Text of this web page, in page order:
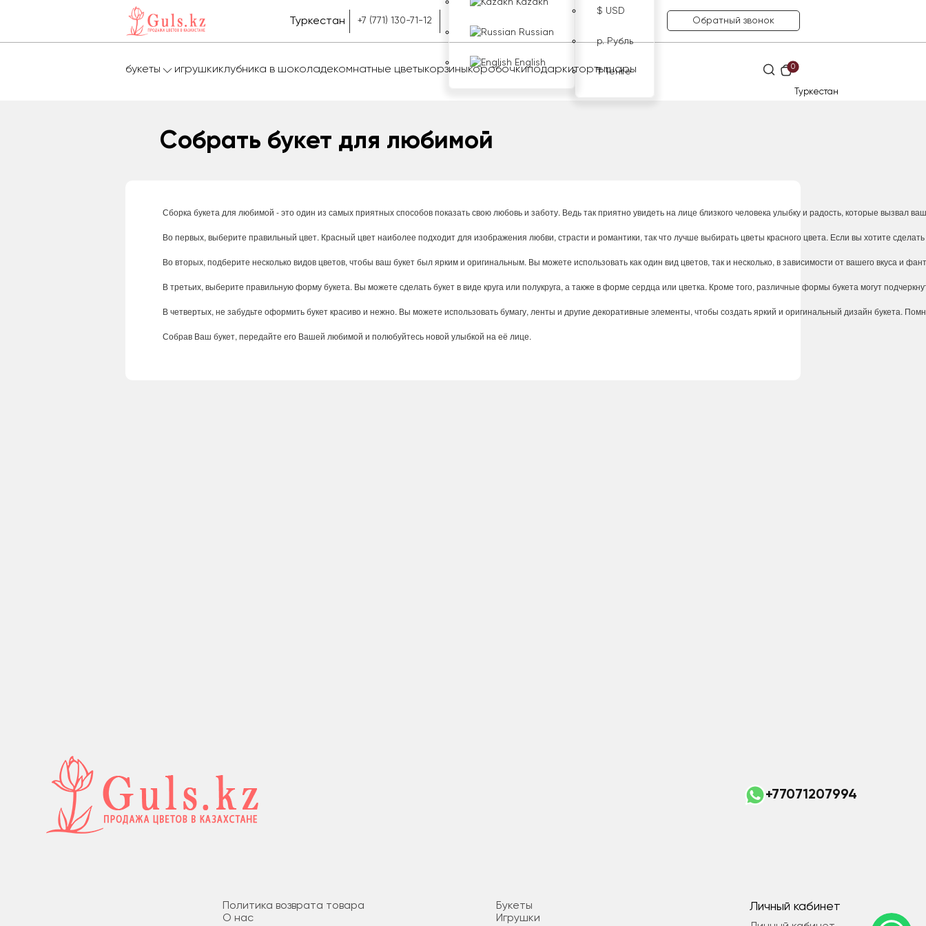
Туркестан +7 (771) 130-71-12
Kazakh
Russian
English
$ USD
р. Рубль
₸ Тенге
Обратный звонок
букеты игрушкиклубника в шоколадекомнатные цветыкорзиныкоробочкиподаркитортышары 0
Туркестан
Собрать букет для любимой
Сборка букета для любимой -этоодин из самыхприятныхспособовпоказатьсвою любовьи заботу. Ведьтакприятноувидетьна лице близкогочеловека улыбкуи радость, которые вызвалваш
Вопервых, выберите правильный цвет. Красный цветнаиболее подходит для изображения любви, страсти и романтики, такчто лучше выбиратьцветы красногоцвета. Если вы хотите сделать
Вовторых, подберите нескольковидовцветов, чтобы ваш букетбыляркими оригинальным. Вы можете использоватькакодин вид цветов, таки несколько, взависимости отвашеговкуса и
Втретьих, выберите правильнуюформубукета. Вы можете сделатьбукетввиде круга или полукруга, а также вформе сердца или цветка. Кроме того, различные формы букета могут
Вчетвертых, не забудьте оформитьбукеткрасивои нежно. Вы можете использоватьбумагу, ленты и другие декоративные элементы, чтобы создатьяркий и оригинальный дизайн букета.
Собрав Ваш букет, передайте его Вашей любимой и полюбуйтесьновой улыбкой на её лице.
+77071207994
Политика возврата товара
О нас
Букеты
Игрушки
Личный кабинет